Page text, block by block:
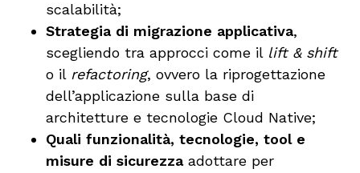
scalabilità;
Strategia di migrazione applicativa,
scegliendo tra approcci come il lift & shift
o il refactoring, ovvero la riprogettazione
dell’applicazione sulla base di
architetture e tecnologie Cloud Native;
Quali funzionalità, tecnologie, tool e
misure di sicurezzaadottare per